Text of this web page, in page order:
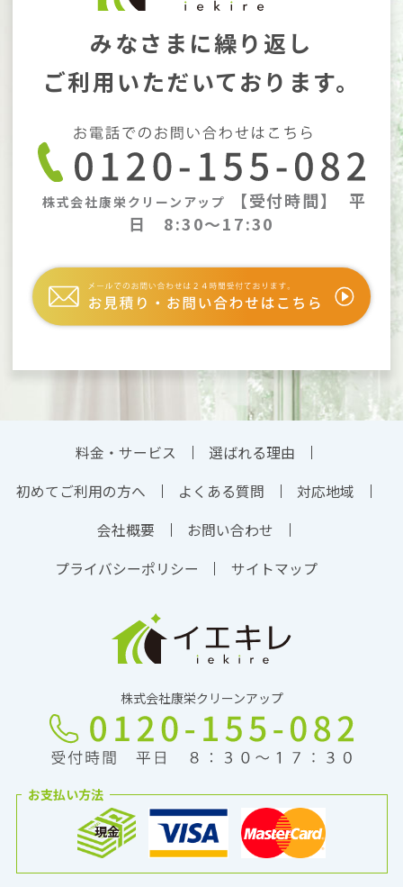
みなさまに繰り返し
ご利用いただいております。
株式会社康栄クリーンアップ 【受付時間】
平
日 8:30～17:30
料金・サービス
選ばれる理由
初めてご利用の方へ
よくある質問
対応地域
会社概要
お問い合わせ
プライバシーポリシー
サイトマップ
お支払い方法
株式会社康栄クリーンアップ